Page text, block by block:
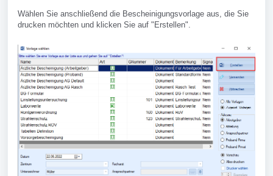
Wählen Sie anschließend die Bescheinigungsvorlage aus, die Sie
drucken möchten und klicken Sie auf "Erstellen".